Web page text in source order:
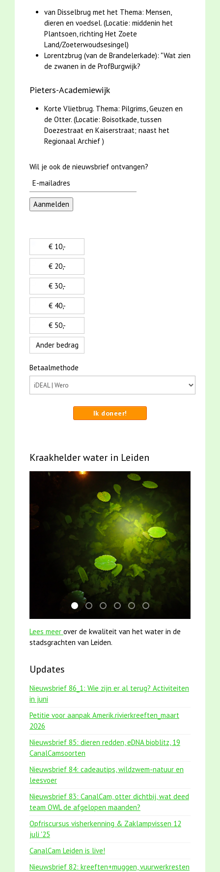
van Disselbrug met het Thema: Mensen,
dieren en voedsel. (Locatie: middenin het
Plantsoen, richting Het Zoete
Land/Zoeterwoudsesingel)
Lorentzbrug (van de Brandelerkade): "Wat zien
de zwanen in de ProfBurgwijk?
Pieters-Academiewijk
Korte Vlietbrug. Thema: Pilgrims, Geuzen en
de Otter. (Locatie: Boisotkade, tussen
Doezestraat en Kaiserstraat; naast het
Regionaal Archief )
Wil je ook de nieuwsbrief ontvangen?
€ 10,-
€ 20,-
€ 30,-
€ 40,-
€ 50,-
Ander bedrag
Betaalmethode
Ik doneer!
Kraakhelder water in Leiden
jun2021 zaklv 5 snoekje MOOI
smoelenboek fifi en karper nieuwsbrief-
mei2021 watervogelmethode fuut
mei2021 1 snoekje elly
jun2021 28 brasem en
karper met
Lees meer over de kwaliteit van het water in de
stadsgrachten van Leiden.
Updates
Nieuwsbrief 86_1: Wie zijn er al terug? Activiteiten
in juni
Petitie voor aanpak Amerik.rivierkreeften_maart
2026
Nieuwsbrief 85: dieren redden, eDNA bioblitz, 19
CanalCamsoorten
Nieuwsbrief 84: cadeautips, wildzwem-natuur en
leesvoer
Nieuwsbrief 83: CanalCam, otter dichtbij, wat deed
team OWL de afgelopen maanden?
Opfriscursus visherkenning & Zaklampvissen 12
juli '25
CanalCam Leiden is live!
Nieuwsbrief 82: kreeften+muggen, vuurwerkresten